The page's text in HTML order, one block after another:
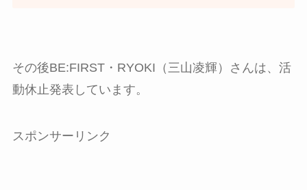
その後BE:FIRST・RYOKI（三山凌輝）さんは、活
動休止発表しています。
スポンサーリンク